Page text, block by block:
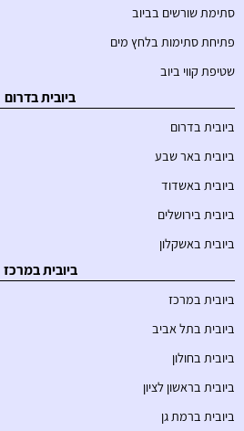
סתימת שורשים בביוב
פתיחת סתימות בלחץ מים
שטיפת קווי ביוב
ביובית בדרום
ביובית בדרום
ביובית באר שבע
ביובית באשדוד
ביובית בירושלים
ביובית באשקלון
ביובית במרכז
ביובית במרכז
ביובית בתל אביב
ביובית בחולון
ביובית בראשון לציון
ביובית ברמת גן